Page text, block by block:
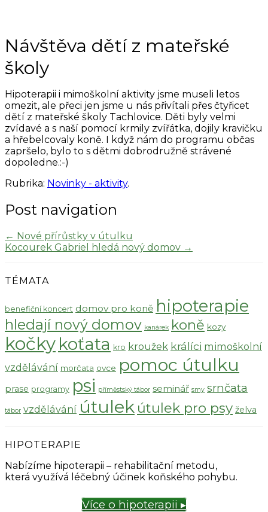
Návštěva dětí z mateřské
školy
Hipoterapii i mimoškolní aktivity jsme museli letos
omezit, ale přeci jen jsme u nás přivítali přes čtyřicet
dětí z mateřské školy Tachlovice. Děti byly velmi
zvídavé a s naší pomocí krmily zvířátka, dojily kravičku
a hřebelcovaly koně. I když nám do programu občas
zapršelo, bylo to s dětmi dobrodružně strávené
dopoledne.:-)
Rubrika: Novinky - aktivity.
Post navigation
← Nové přírůstky v útulku
Kocourek Gabriel hledá nový domov →
TÉMATA
benefiční koncert domov pro koně hipoterapie
hledají nový domov kanárek koně kozy
kočky koťata kro kroužek králíci mimoškolní
vzdělávání morčata ovce pomoc útulku
prase programy psi příměstský tábor seminář srny srnčata
tábor vzdělávání útulek útulek pro psy želva
HIPOTERAPIE
Nabízíme hipoterapii – rehabilitační metodu,
která využívá léčebný účinek koňského pohybu.
Více o hipoterapii ▸